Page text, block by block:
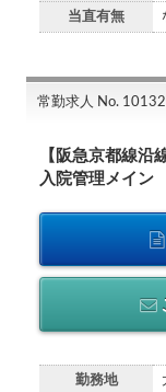
当直有無
常勤求人 No.
【阪急京都線沿
入院管理メイン
勤務地